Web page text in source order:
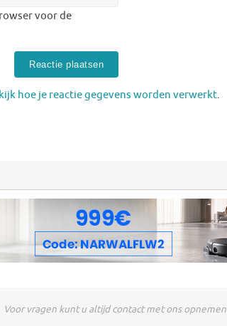
voor de
hoe je reactie gegevens worden verwerkt.
Voor vragen kunt u altijd contact met ons opnemen